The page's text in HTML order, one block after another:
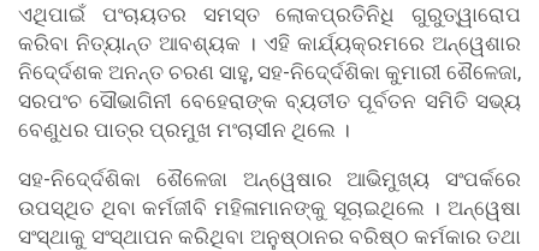
ଏଥିପାଇଁ ପଂଚାୟତର ସମସ୍ତ ଲୋକପ୍ରତିନିଧି ଗୁରୁତ୍ୱାରୋପ
କରିବା ନିତ୍ୟାନ୍ତ ଆବଶ୍ୟକ । ଏହି କାର୍ଯ୍ୟକ୍ରମରେ ଅନ୍ୱେଶାର
ନିଦେ୍ର୍ଦଶକ ଅନନ୍ତ ଚରଣ ସାହୁ, ସହ-ନିଦେ୍ର୍ଦଶିକା କୁମାରୀ ଶୈଳେଜା,
ସରପଂଚ ସୌଭାଗିନୀ ବେହେରାଙ୍କ ବ୍ୟତୀତ ପୂର୍ବତନ ସମିତି ସଭ୍ୟ
ବେଣୁଧର ପାତ୍ର ପ୍ରମୁଖ ମଂଚାସୀନ ଥିଲେ ।
ସହ-ନିଦେ୍ର୍ଦଶିକା ଶୈଳେଜା ଅନ୍ୱେଷାର ଆଭିମୁଖ୍ୟ ସଂପର୍କରେ
ଉପସ୍ଥିତ ଥିବା କର୍ମଜୀବି ମହିଳାମାନଙ୍କୁ ସୂଚାଇଥିଲେ । ଅନ୍ୱେଷା
ସଂସ୍ଥାକୁ ସଂସ୍ଥାପନ କରିଥିବା ଅନୁଷ୍ଠାନର ବରିଷ୍ଠ କର୍ମକାର ତଥା